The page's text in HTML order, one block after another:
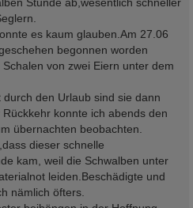
es kaum glauben.Am 27.06
begonnen worden
von zwei Eiern unter dem
den Urlaub sind sie dann
konnte ich abends den
übernachten beobachten.
dieser schnelle
kam, weil die Schwalben unter
leiden.Beschädigte und
nämlich öfters.